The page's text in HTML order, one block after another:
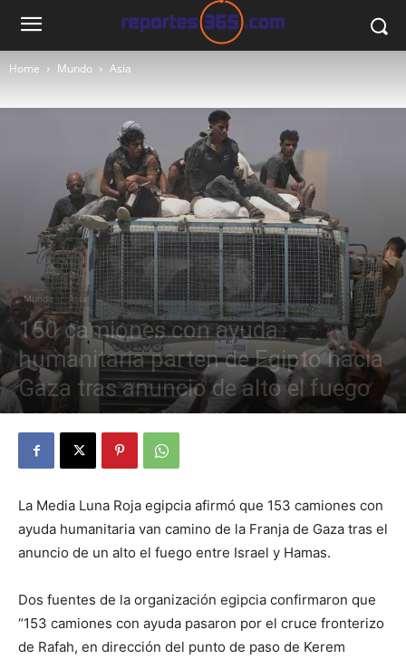
Home Mundo Asia
Mundo Asia
150 camiones con ayuda
humanitaria parten de Egipto hacia
Gaza tras anuncio de alto el fuego
By Julio Valdez - octubre 9, 2025 26
La Media Luna Roja egipcia afirmó que 153 camiones con
ayuda humanitaria van camino de la Franja de Gaza tras el
anuncio de un alto el fuego entre Israel y Hamas.
Dos fuentes de la organización egipcia confirmaron que
“153 camiones con ayuda pasaron por el cruce fronterizo
de Rafah, en dirección del punto de paso de Kerem